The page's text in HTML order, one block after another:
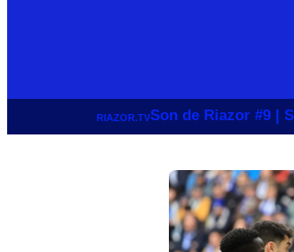
RIAZOR.TVSon de Riazor #9 |